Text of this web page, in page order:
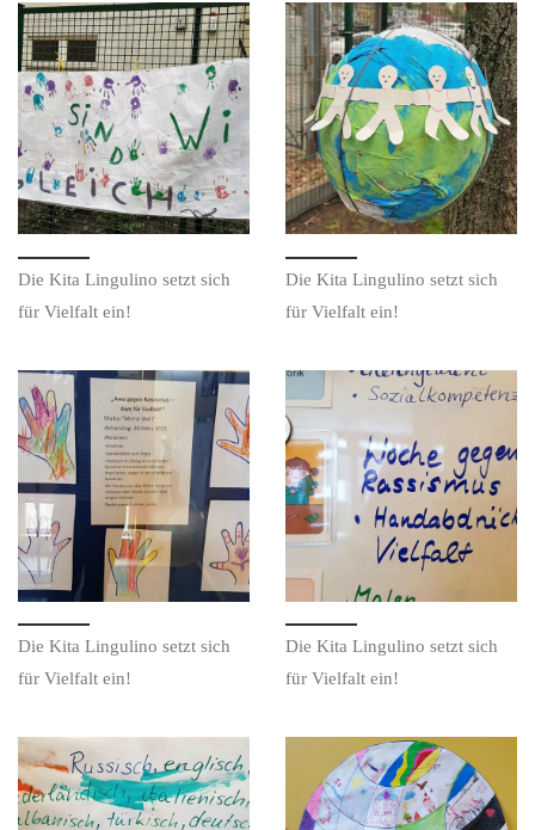
Die Kita Lingulino setzt sich
für Vielfalt ein!
Die Kita Lingulino setzt sich
für Vielfalt ein!
Die Kita Lingulino setzt sich
für Vielfalt ein!
Die Kita Lingulino setzt sich
für Vielfalt ein!